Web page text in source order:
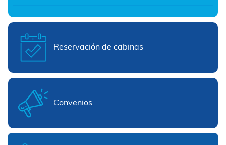
Reservación de cabinas
Convenios